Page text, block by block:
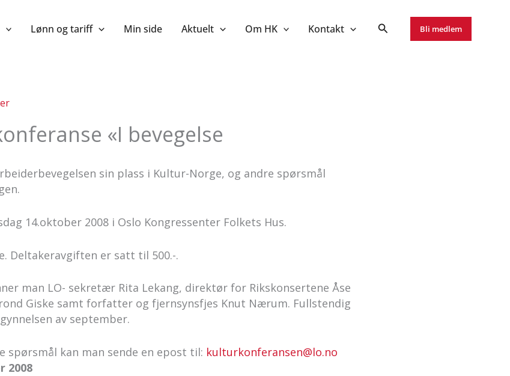
Lønn og tariff Min side Aktuelt Om HK Kontakt Bli medlem
«I bevegelse
sin plass i Kultur-Norge, og andre spørsmål
14.oktober 2008 i Oslo Kongressenter Folkets Hus.
Deltakeravgiften er satt til 500.-.
man LO- sekretær Rita Lekang, direktør for Rikskonsertene Åse
Giske samt forfatter og fjernsynsfjes Knut Nærum. Fullstendig
av september.
spørsmål kan man sende en epost til: kulturkonferansen@lo.no
2008